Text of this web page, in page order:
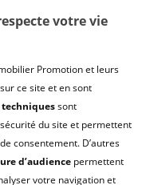
SITE ?
?
COOKIES
votre vie
Promotion et leurs
ce site et en sont
techniquessont
du site et permettent
consentement. D’autres
d’audience permettent
votre navigation et